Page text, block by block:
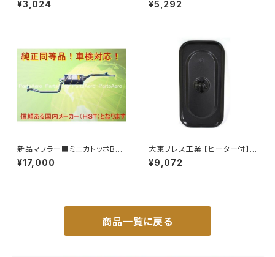
0~ DI-55
¥3,024
330×170 DI-8B
¥5,292
新品マフラー■ミニカトッポBJ
H42A H42V H47A H47V純
正同等/車検対応 065-75
¥17,000
大東プレス工業 【ヒーター付】サ
イドミラー/バックミラーJ08 DI
-7BZ
¥9,072
商品一覧に戻る